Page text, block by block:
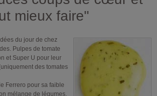
mieux faire"
du jour de chez
Pulpes de tomate
et Super U pour leur
des tomates
Ferrero pour sa faible
mélange de légumes.